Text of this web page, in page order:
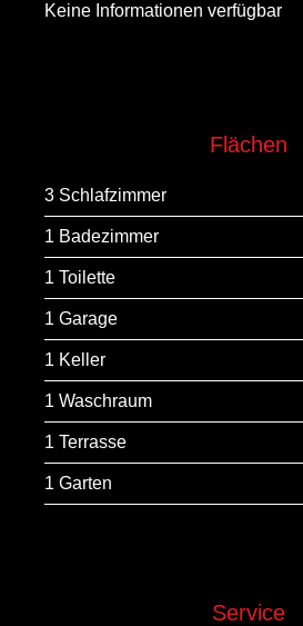
Keine Informationen verfügbar
Flächen
3 Schlafzimmer
1 Badezimmer
1 Toilette
1 Garage
1 Keller
1 Waschraum
1 Terrasse
1 Garten
Service